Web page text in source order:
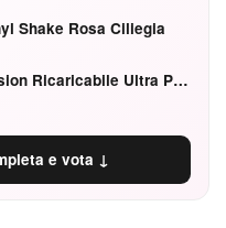
Shake Rosa Ciliegia
Hourglass Confession Ricaricabile Ultra Preciso Ad Alta Intensità Secretly Classic Red
e vota ↓